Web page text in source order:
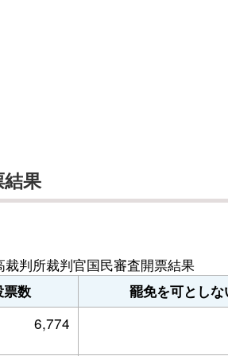
果
裁判所裁判官国民審査開票結果
票数 罷免を可とし
6,774